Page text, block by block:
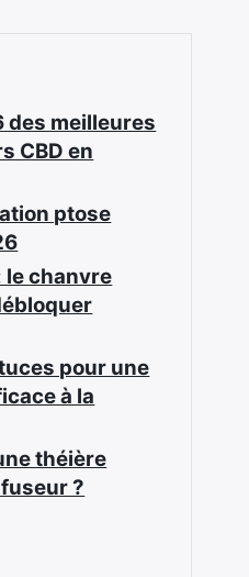
des meilleures
CBD en
ptose
le chanvre
pour une
à la
théière
?